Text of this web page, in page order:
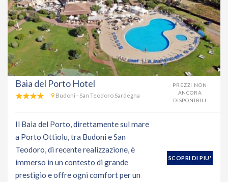
Baia del Porto Hotel
Budoni - San Teodoro Sardegna
PREZZI NON
ANCORA
DISPONIBILI
Il Baia del Porto, direttamente sul mare
a Porto Ottiolu, tra Budoni e San
Teodoro, di recente realizzazione, è
immerso in un contesto di grande
prestigio e offre ogni comfort per un
SCOPRI DI PIU'